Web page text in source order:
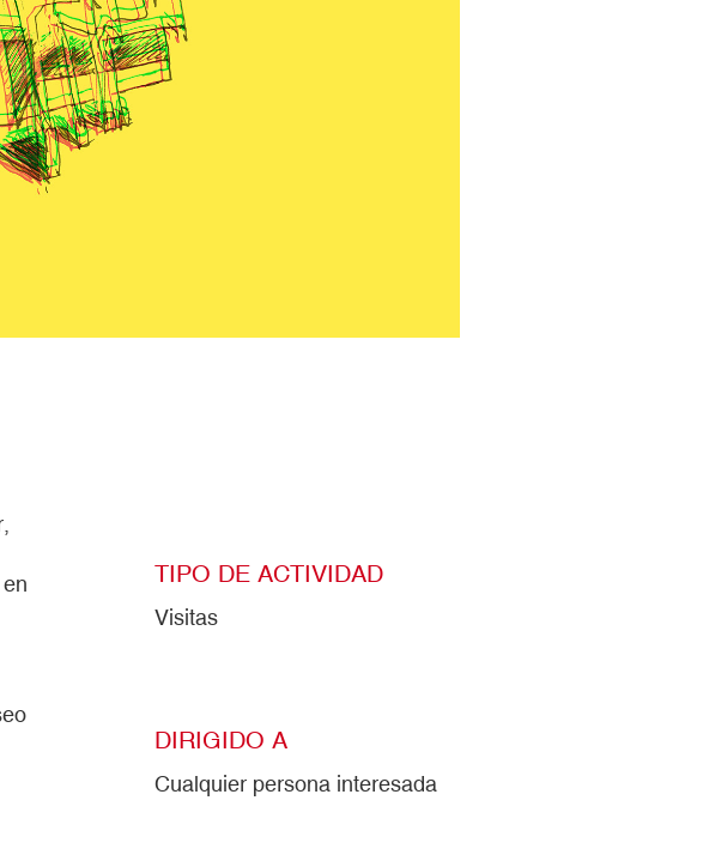
TIPO DE ACTIVIDAD
Visitas
DIRIGIDO A
Cualquier persona interesada